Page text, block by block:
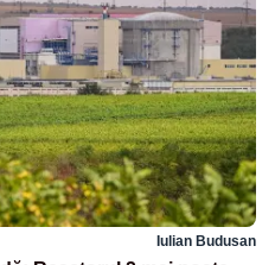
Iulian Budusan